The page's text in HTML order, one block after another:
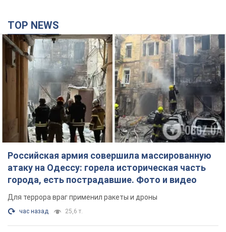
TOP NEWS
Российская армия совершила массированную
атаку на Одессу: горела историческая часть
города, есть пострадавшие. Фото и видео
Для террора враг применил ракеты и дроны
час назад 25,6 т.